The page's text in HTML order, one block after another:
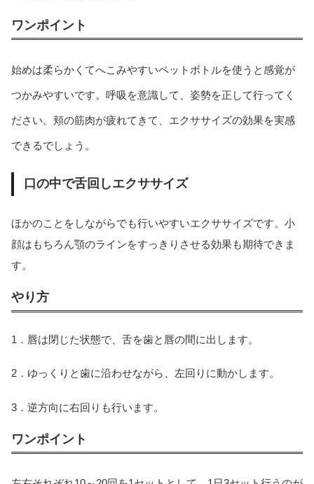
ワンポイント
始めは柔らかくてへこみやすいペットボトルを使うと感覚が
つかみやすいです。呼吸を意識して、姿勢を正して行ってく
ださい。頬の筋肉が疲れてきて、エクササイズの効果を実感
できるでしょう。
口の中で舌回しエクササイズ
ほかのことをしながらでも行いやすいエクササイズです。小
顔はもちろん顎のラインをすっきりさせる効果も期待できま
す。
やり方
1．唇は閉じた状態で、舌を歯と唇の間に出します。
2．ゆっくりと歯に沿わせながら、左回りに動かします。
3．逆方向に右回りも行います。
ワンポイント